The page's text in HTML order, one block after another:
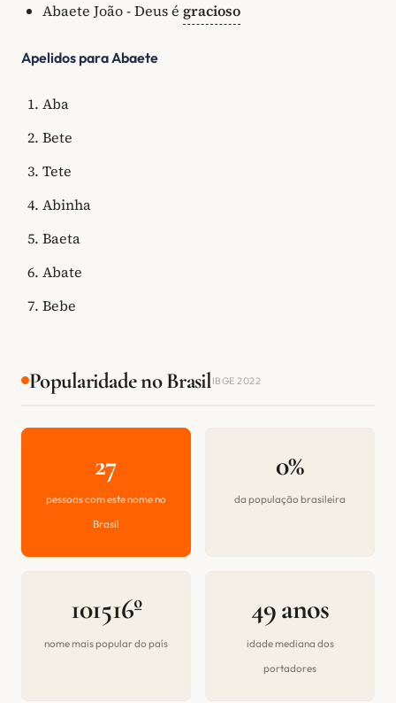
Abaete João - Deus é gracioso
Apelidos para Abaete
Aba
Bete
Tete
Abinha
Baeta
Abate
Bebe
Popularidade no BrasilIBGE 2022
27
pessoas com este nome no
Brasil
0%
da população brasileira
101516º
nome mais popular do país
49 anos
idade mediana dos
portadores